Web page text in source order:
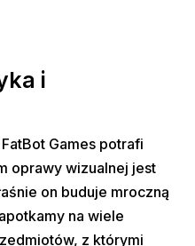
i
Games potrafi
oprawy wizualnej jest
on buduje mroczną
na wiele
z którymi